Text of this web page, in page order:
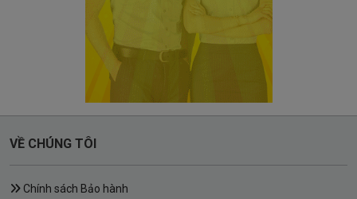
VỀ CHÚNG TÔI
Chính sách Bảo hành